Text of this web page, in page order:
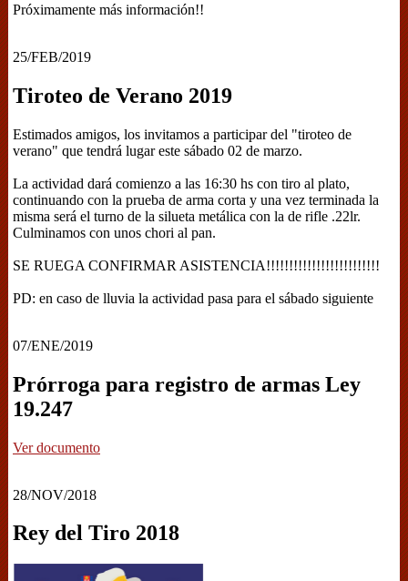
Próximamente más información!!
25/FEB/2019
Tiroteo de Verano 2019
Estimados amigos, los invitamos a participar del "tiroteo de
verano" que tendrá lugar este sábado 02 de marzo.
La actividad dará comienzo a las 16:30 hs con tiro al plato,
continuando con la prueba de arma corta y una vez terminada la
misma será el turno de la silueta metálica con la de rifle .22lr.
Culminamos con unos chori al pan.
SE RUEGA CONFIRMAR ASISTENCIA!!!!!!!!!!!!!!!!!!!!!!!!!
PD: en caso de lluvia la actividad pasa para el sábado siguiente
07/ENE/2019
Prórroga para registro de armas Ley
19.247
Ver documento
28/NOV/2018
Rey del Tiro 2018